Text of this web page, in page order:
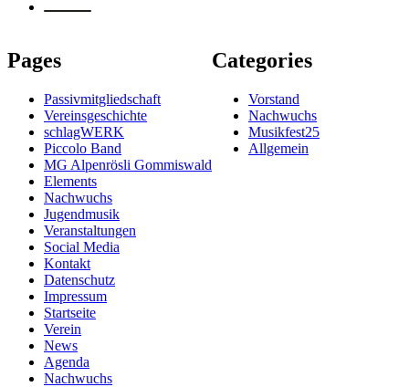
Pages
Passivmitgliedschaft
Vereinsgeschichte
schlagWERK
Piccolo Band
MG Alpenrösli Gommiswald
Elements
Nachwuchs
Jugendmusik
Veranstaltungen
Social Media
Kontakt
Datenschutz
Impressum
Startseite
Verein
News
Agenda
Nachwuchs
Categories
Vorstand
Nachwuchs
Musikfest25
Allgemein